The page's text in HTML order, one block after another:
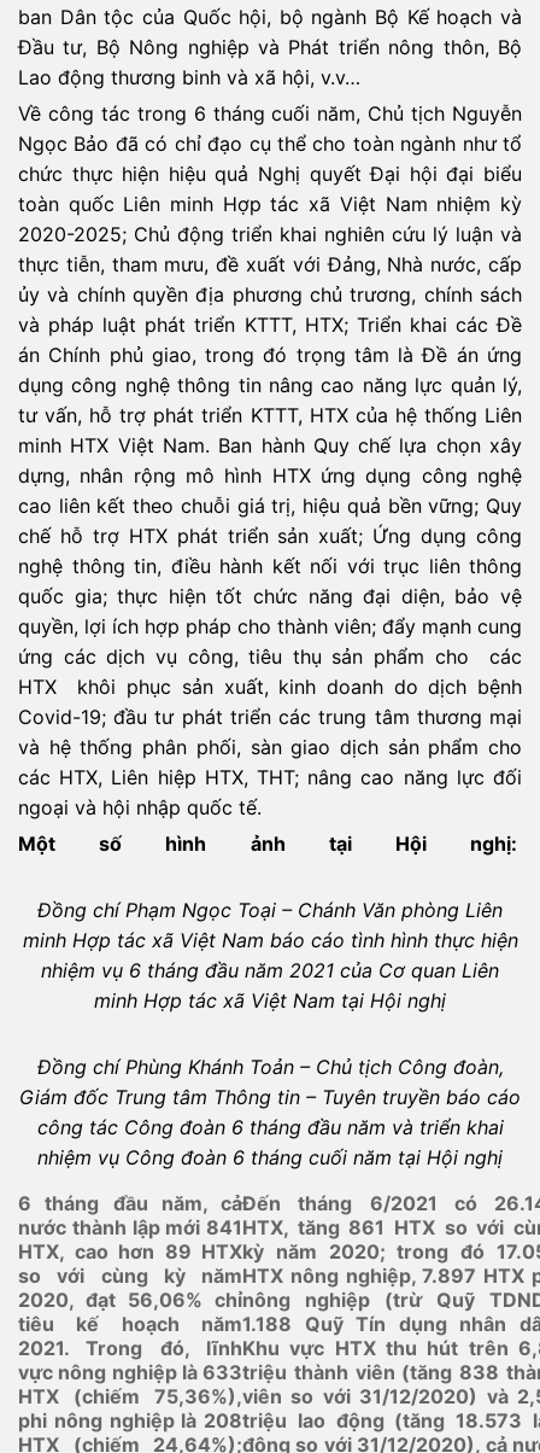
ban Dân tộc của Quốc hội, bộ ngành Bộ Kế hoạch và
Đầu tư, Bộ Nông nghiệp và Phát triển nông thôn, Bộ
Lao động thương binh và xã hội, v.v…
Về công tác trong 6 tháng cuối năm, Chủ tịch Nguyễn
Ngọc Bảo đã có chỉ đạo cụ thể cho toàn ngành như tổ
chức thực hiện hiệu quả Nghị quyết Đại hội đại biểu
toàn quốc Liên minh Hợp tác xã Việt Nam nhiệm kỳ
2020-2025; Chủ động triển khai nghiên cứu lý luận và
thực tiễn, tham mưu, đề xuất với Đảng, Nhà nước, cấp
ủy và chính quyền địa phương chủ trương, chính sách
và pháp luật phát triển KTTT, HTX; Triển khai các Đề
án Chính phủ giao, trong đó trọng tâm là Đề án ứng
dụng công nghệ thông tin nâng cao năng lực quản lý,
tư vấn, hỗ trợ phát triển KTTT, HTX của hệ thống Liên
minh HTX Việt Nam. Ban hành Quy chế lựa chọn xây
dựng, nhân rộng mô hình HTX ứng dụng công nghệ
cao liên kết theo chuỗi giá trị, hiệu quả bền vững; Quy
chế hỗ trợ HTX phát triển sản xuất; Ứng dụng công
nghệ thông tin, điều hành kết nối với trục liên thông
quốc gia; thực hiện tốt chức năng đại diện, bảo vệ
quyền, lợi ích hợp pháp cho thành viên; đẩy mạnh cung
ứng các dịch vụ công, tiêu thụ sản phẩm cho các
HTX khôi phục sản xuất, kinh doanh do dịch bệnh
Covid-19; đầu tư phát triển các trung tâm thương mại
và hệ thống phân phối, sàn giao dịch sản phẩm cho
các HTX, Liên hiệp HTX, THT; nâng cao năng lực đối
ngoại và hội nhập quốc tế.
Một số hình ảnh tại Hội nghị:
Đồng chí Phạm Ngọc Toại – Chánh Văn phòng Liên
minh Hợp tác xã Việt Nam báo cáo tình hình thực hiện
nhiệm vụ 6 tháng đầu năm 2021 của Cơ quan Liên
minh Hợp tác xã Việt Nam tại Hội nghị
Đồng chí Phùng Khánh Toản – Chủ tịch Công đoàn,
Giám đốc Trung tâm Thông tin – Tuyên truyền báo cáo
công tác Công đoàn 6 tháng đầu năm và triển khai
nhiệm vụ Công đoàn 6 tháng cuối năm tại Hội nghị
6 tháng đầu năm, cả
nước thành lập mới 841
HTX, cao hơn 89 HTX
so với cùng kỳ năm
2020, đạt 56,06% chỉ
tiêu kế hoạch năm
2021. Trong đó, lĩnh
vực nông nghiệp là 633
HTX (chiếm 75,36%),
phi nông nghiệp là 208
HTX (chiếm 24,64%);
Đến tháng 6/2021 có
HTX, tăng 861 HTX so với
kỳ năm 2020; trong đó
HTX nông nghiệp, 7.897 HTX
nông nghiệp (trừ Quỹ
1.188 Quỹ Tín dụng nhân
Khu vực HTX thu hút trên
triệu thành viên (tăng 838
viên so với 31/12/2020) và
triệu lao động (tăng 18.573
động so với 31/12/2020), cả